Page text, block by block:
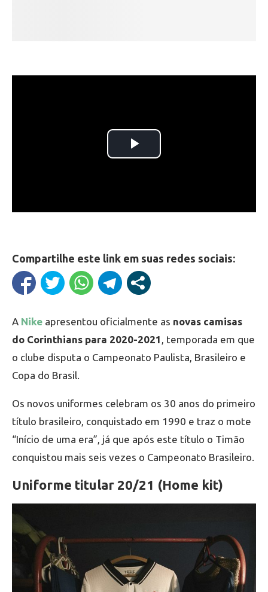
Compartilhe este link em suas redes sociais:
A Nike apresentou oficialmente as novas camisas
do Corinthians para 2020-2021 , temporada em que
o clube disputa o Campeonato Paulista, Brasileiro e
Copa do Brasil.
Os novos uniformes celebram os 30 anos do primeiro
título brasileiro, conquistado em 1990 e traz o mote
“Início de uma era”, já que após este título o Timão
conquistou mais seis vezes o Campeonato Brasileiro.
Uniforme titular 20/21 (Home kit)